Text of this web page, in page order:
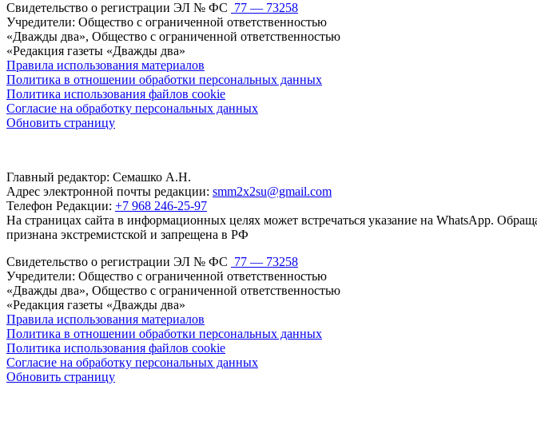
Свидетельство о регистрации ЭЛ № ФС 77 — 73258
Учредители: Общество с ограниченной ответственностью
«Дважды два», Общество с ограниченной ответственностью
«Редакция газеты «Дважды два»
Правила использования материалов
Политика в отношении обработки персональных данных
Политика использования файлов cookie
Согласие на обработку персональных данных
Обновить страницу
Главный редактор: Семашко А.Н.
Адрес электронной почты редакции: smm2x2su@gmail.com
Телефон Редакции: +7 968 246-25-97
На страницах сайта в информационных целях может встречаться указание на WhatsApp.
признана экстремистской и запрещена в РФ
Свидетельство о регистрации ЭЛ № ФС 77 — 73258
Учредители: Общество с ограниченной ответственностью
«Дважды два», Общество с ограниченной ответственностью
«Редакция газеты «Дважды два»
Правила использования материалов
Политика в отношении обработки персональных данных
Политика использования файлов cookie
Согласие на обработку персональных данных
Обновить страницу